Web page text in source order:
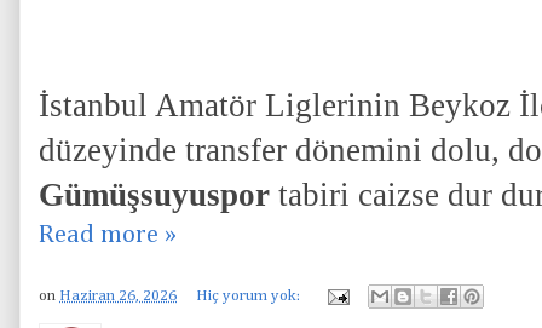
İstanbul Amatör Liglerinin Beykoz
düzeyinde transfer dönemini dolu,
Gümüşsuyuspor tabiri caizse dur
Read more »
on Haziran 26, 2026 Hiç yorum yok: